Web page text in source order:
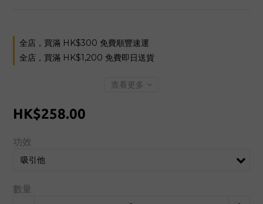
全店，買滿 HK$300 免費順豐速運
全店，買滿 HK$1,200 免費即日送貨
查看更多
HK$258.00
功效
數量